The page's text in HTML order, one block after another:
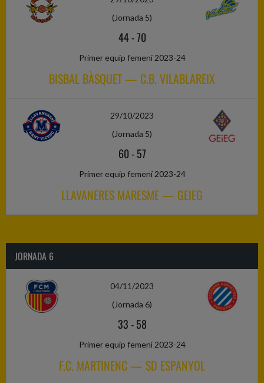
(Jornada 5)
44-70
Primer equip femení 2023-24
BISBAL BÀSQUET — C.B. VILABLAREIX
29/10/2023
(Jornada 5)
60-57
Primer equip femení 2023-24
LLAVANERES MARESME — GEIEG
JORNADA 6
04/11/2023
(Jornada 6)
33-58
Primer equip femení 2023-24
F.C. MARTINENC — SD ESPANYOL